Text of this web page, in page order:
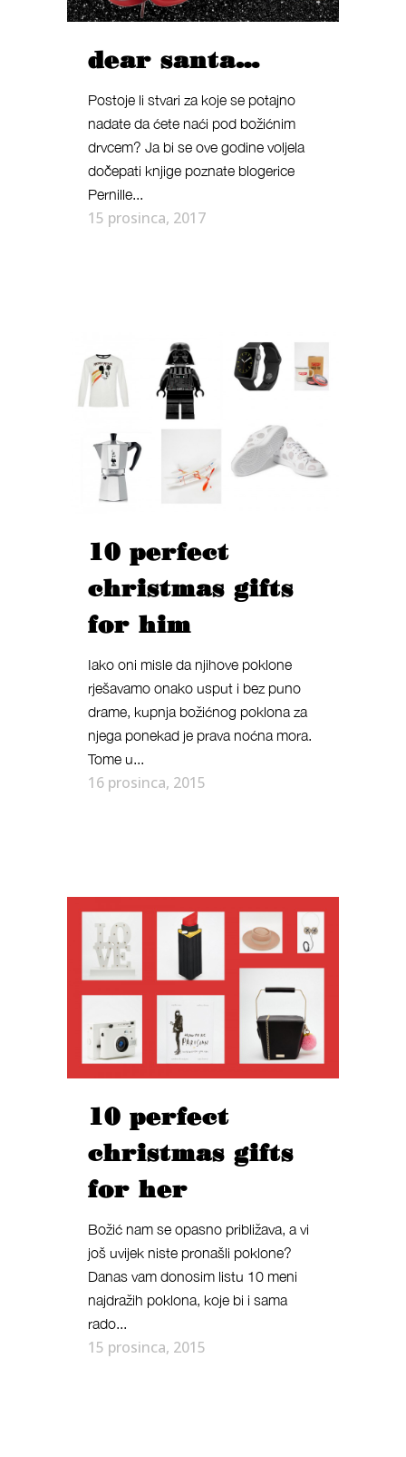
dear santa…
Postoje li stvari za koje se potajno
nadate da ćete naći pod božićnim
drvcem? Ja bi se ove godine voljela
dočepati knjige poznate blogerice
Pernille...
15 prosinca, 2017
10 perfect
christmas gifts
for him
Iako oni misle da njihove poklone
rješavamo onako usput i bez puno
drame, kupnja božićnog poklona za
njega ponekad je prava noćna mora.
Tome u...
16 prosinca, 2015
10 perfect
christmas gifts
for her
Božić nam se opasno približava, a vi
još uvijek niste pronašli poklone?
Danas vam donosim listu 10 meni
najdražih poklona, koje bi i sama
rado...
15 prosinca, 2015